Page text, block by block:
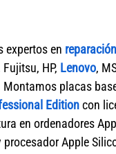
expertos en
Fujitsu, HP, Lenovo,
placas base
Editioncon
en ordenadores
Apple